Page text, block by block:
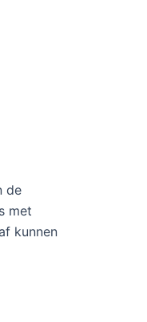
de
met
kunnen